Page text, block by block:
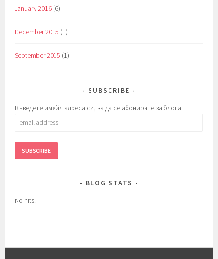
January 2016 (6)
December 2015 (1)
September 2015 (1)
SUBSCRIBE
Въведете имейл адреса си, за да се абонирате за блога
email
BLOG STATS
No hits.